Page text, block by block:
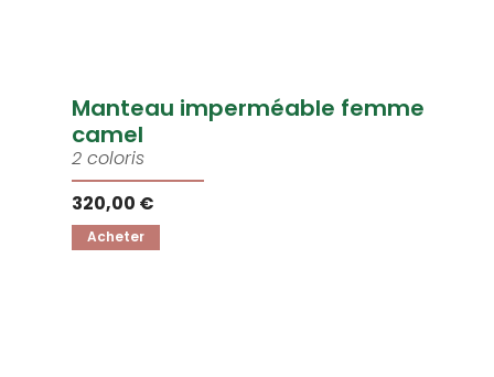
Manteau imperméable femme
camel
2 coloris
320,00 €
Acheter